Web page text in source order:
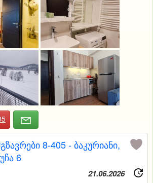
8-405 - ბაკურიანი,
6
21.06.2026